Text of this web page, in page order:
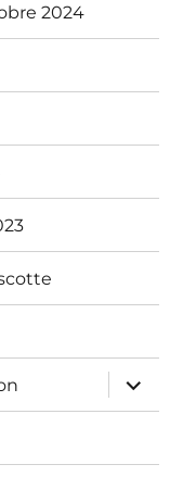
2024
ouvrir
le
sous-